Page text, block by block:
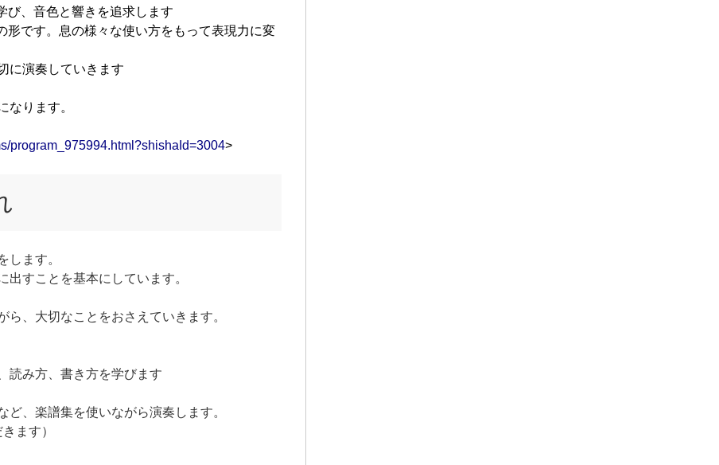
、音色と響きを追求します
です。息の様々な使い方をもって表現力に変
に演奏していきます
ります。
program_975994.html?shishaId=3004>
ます。
すことを基本にしています。
、大切なことをおさえていきます。
読み方、書き方を学びます
ど、楽譜集を使いながら演奏します。
ます）